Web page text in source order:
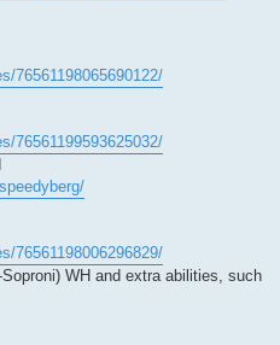
76561198065690122/
76561199593625032/
76561198006296829/
WH and extra abilities, such